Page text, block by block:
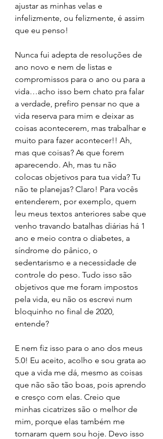
ajustar as minhas velas e
infelizmente, ou felizmente, é assim
que eu penso!
Nunca fui adepta de resoluções de
ano novo e nem de listas e
compromissos para o ano ou para a
vida…acho isso bem chato pra falar
a verdade, prefiro pensar no que a
vida reserva para mim e deixar as
coisas acontecerem, mas trabalhar e
muito para fazer acontecer!! Ah,
mas que coisas? As que forem
aparecendo. Ah, mas tu não
colocas objetivos para tua vida? Tu
não te planejas? Claro! Para vocês
entenderem, por exemplo, quem
leu meus textos anteriores sabe que
venho travando batalhas diárias há 1
ano e meio contra o diabetes, a
síndrome do pânico, o
sedentarismo e a necessidade de
controle do peso. Tudo isso são
objetivos que me foram impostos
pela vida, eu não os escrevi num
bloquinho no final de 2020,
entende?
E nem fiz isso para o ano dos meus
5.0! Eu aceito, acolho e sou grata ao
que a vida me dá, mesmo as coisas
que não são tão boas, pois aprendo
e cresço com elas. Creio que
minhas cicatrizes são o melhor de
mim, porque elas também me
tornaram quem sou hoje. Devo isso